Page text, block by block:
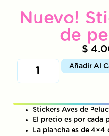
Nuevo!
de
$
Añadir Al
Stickers Aves de
El precio es por cada
La plancha es de 4×4